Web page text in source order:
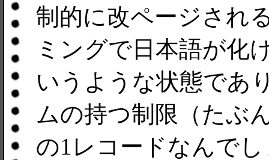
制的に改ページされ
ミングで日本語が化
いうような状態であ
ムの持つ制限（たぶ
の1レコードなんで